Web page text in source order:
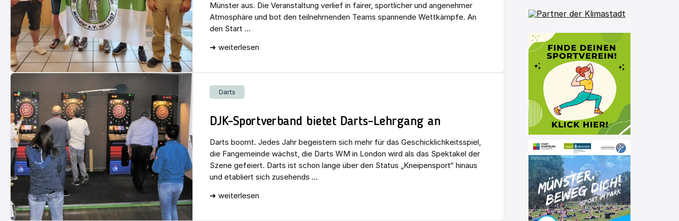
Münster aus. Die Veranstaltung verlief in fairer, sportlicher und angenehmer
Atmosphäre und bot den teilnehmenden Teams spannende Wettkämpfe. An
den Start ...
➜ weiterlesen
Darts
DJK-Sportverband bietet Darts-Lehrgang an
Darts boomt. Jedes Jahr begeistern sich mehr für das Geschicklichkeitsspiel,
die Fangemeinde wächst, die Darts WM in London wird als das Spektakel der
Szene gefeiert. Darts ist schon lange über den Status „Kneipensport“ hinaus
und etabliert sich zusehends ...
➜ weiterlesen